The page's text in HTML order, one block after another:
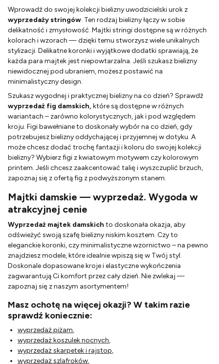
Wprowadź do swojej kolekcji bielizny uwodzicielski urok z
wyprzedaży stringów. Ten rodzaj bielizny łączy w sobie
delikatność i zmysłowość. Majtki stringi dostępne są w różnych
kolorach i wzorach — dzięki temu stworzysz wiele unikalnych
stylizacji. Delikatne koronki i wyjątkowe dodatki sprawiają, że
każda para majtek jest niepowtarzalna. Jeśli szukasz bielizny
niewidocznej pod ubraniem, możesz postawić na
minimalistyczny design.
Szukasz wygodnej i praktycznej bielizny na co dzień? Sprawdź
wyprzedaż fig damskich, które są dostępnew różnych
wariantach – zarówno kolorystycznych, jak i pod względem
kroju. Figi bawełniane to doskonały wybór na co dzień, gdy
potrzebujesz bielizny oddychającej i przyjemnej w dotyku. A
może chcesz dodać trochę fantazji i koloru do swojej kolekcji
bielizny? Wybierz figi z kwiatowym motywem czy kolorowym
printem. Jeśli chcesz zaakcentować talię i wyszczuplić brzuch,
zapoznaj się z ofertą fig z podwyższonym stanem.
Majtki damskie — wyprzedaż. Wygoda w
atrakcyjnej cenie
Wyprzedaż majtek damskich to doskonała okazja, aby
odświeżyć swoją szafę bielizny niskim kosztem. Czy to
eleganckie koronki, czy minimalistyczne wzornictwo – na pewno
znajdziesz modele, które idealnie wpiszą się w Twój styl.
Doskonale dopasowane kroje i elastyczne wykończenia
zagwarantują Ci komfort przez cały dzień. Nie zwlekaj —
zapoznaj się z naszym asortymentem!
Masz ochotę na więcej okazji? W takim razie
sprawdź koniecznie:
wyprzedaż piżam,
wyprzedaż koszulek nocnych,
wyprzedaż skarpetek i rajstop,
wyprzedaż szlafroków,